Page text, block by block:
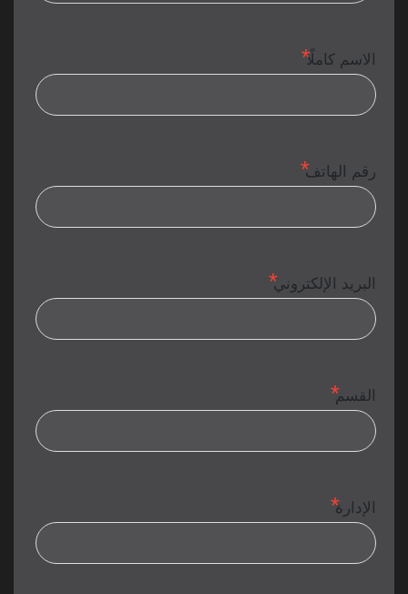
الاسم كاملًا
رقم الهاتف
البريد الإلكتروني
القسم
الإدارة